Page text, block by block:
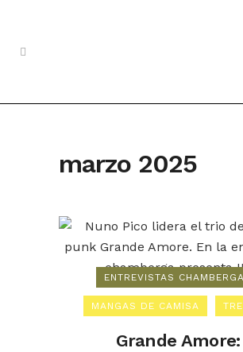
marzo 2025
ENTREVISTAS
MANGAS DE CAMISA
Grande Amore: